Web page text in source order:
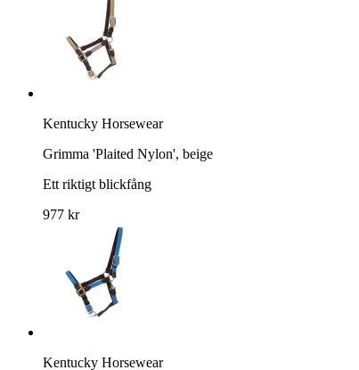
Kentucky Horsewear
Grimma 'Plaited Nylon', beige
Ett riktigt blickfång
977 kr
Kentucky Horsewear